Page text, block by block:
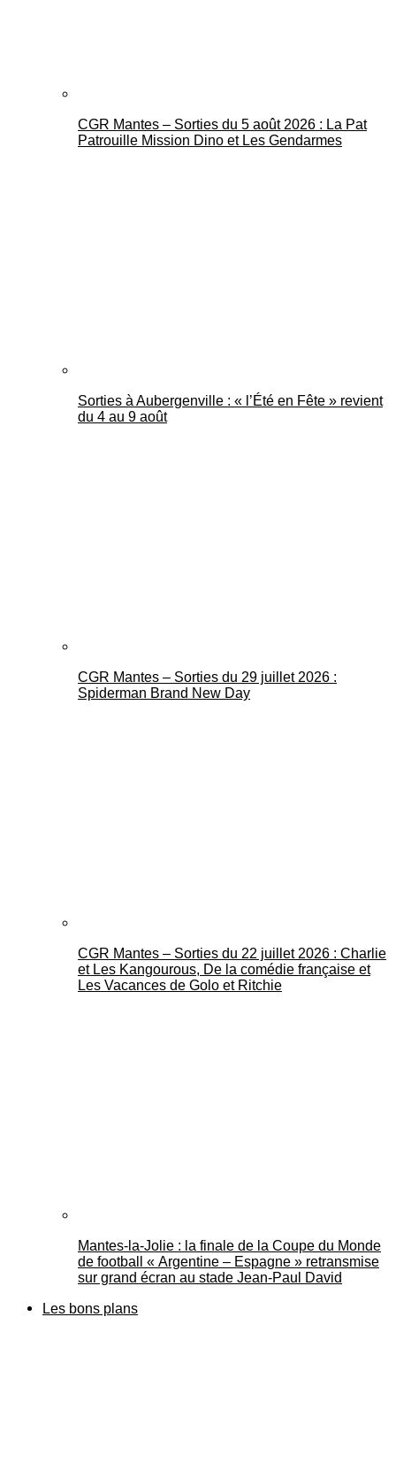
CGR Mantes – Sorties du 5 août 2026 : La Pat
Patrouille Mission Dino et Les Gendarmes
Sorties à Aubergenville : « l’Été en Fête » revient
du 4 au 9 août
CGR Mantes – Sorties du 29 juillet 2026 :
Spiderman Brand New Day
CGR Mantes – Sorties du 22 juillet 2026 : Charlie
et Les Kangourous, De la comédie française et
Les Vacances de Golo et Ritchie
Mantes-la-Jolie : la finale de la Coupe du Monde
de football « Argentine – Espagne » retransmise
sur grand écran au stade Jean-Paul David
Les bons plans